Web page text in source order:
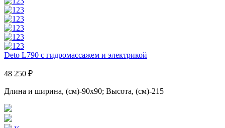
Deto L790 с гидромассажем и электрикой
48 250 ₽
Длина и ширина, (см)-90x90; Высота, (см)-215